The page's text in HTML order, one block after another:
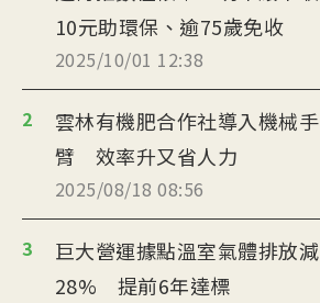
10元助環保、逾75歲免收
2025/10/01 12:38
2
雲林有機肥合作社導入機械手
臂 效率升又省人力
2025/08/18 08:56
3
巨大營運據點溫室氣體排放減
28% 提前6年達標